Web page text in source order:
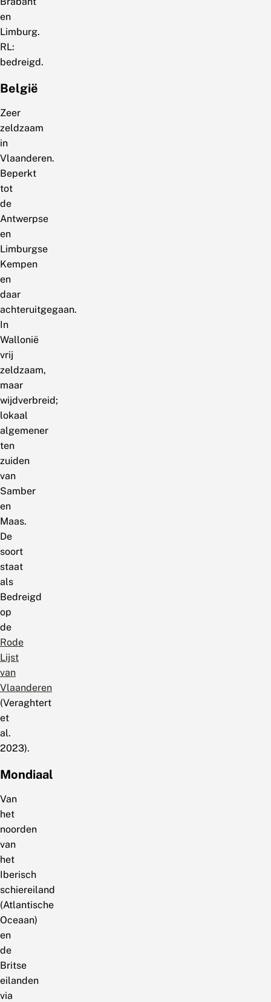
en
Limburg.
RL:
bedreigd.
België
Zeer
zeldzaam
in
Vlaanderen.
Beperkt
tot
de
Antwerpse
en
Limburgse
Kempen
en
daar
achteruitgegaan.
In
Wallonië
vrij
zeldzaam,
maar
wijdverbreid;
lokaal
algemener
ten
zuiden
van
Samber
en
Maas.
De
soort
staat
als
Bedreigd
op
de
Rode
Lijst
van
Vlaanderen
(Veraghtert
et
al.
2023).
Mondiaal
Van
het
noorden
van
het
Iberisch
schiereiland
(Atlantische
Oceaan)
en
de
Britse
eilanden
via